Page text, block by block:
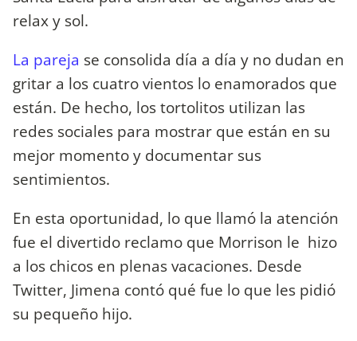
relax y sol.
La pareja se consolida día a día y no dudan en
gritar a los cuatro vientos lo enamorados que
están. De hecho, los tortolitos utilizan las
redes sociales para mostrar que están en su
mejor momento y documentar sus
sentimientos.
En esta oportunidad, lo que llamó la atención
fue el divertido reclamo que Morrison le hizo
a los chicos en plenas vacaciones. Desde
Twitter, Jimena contó qué fue lo que les pidió
su pequeño hijo.